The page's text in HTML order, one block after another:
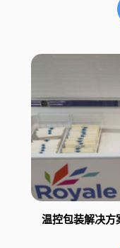
温控包装解决方